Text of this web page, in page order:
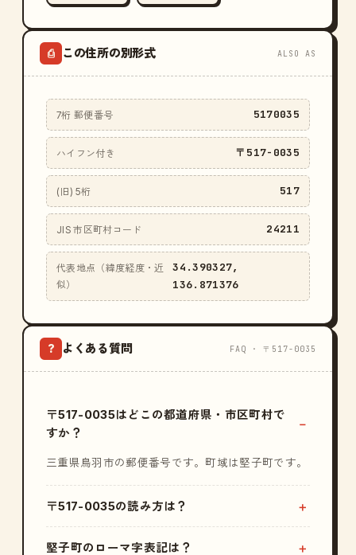
⎙ この住所の別形式 ALSO AS
7桁 郵便番号 5170035
ハイフン付き 〒517-0035
(旧) 5桁 517
JIS 市区町村コード 24211
代表地点（緯度経度・近
似）
34.390327,
136.871376
? よくある質問 FAQ · 〒517-0035
〒517-0035はどこの都道府県・市区町村で
すか？
三重県鳥羽市の郵便番号です。町域は堅子町です。
〒517-0035の読み方は？
堅子町のローマ字表記は？